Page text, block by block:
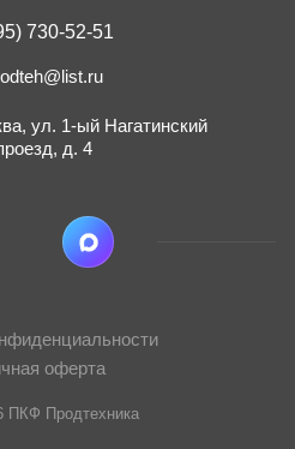
730-52-51
ул. 1-ый Нагатинский
д. 4
оферта
ПКФ Продтехника